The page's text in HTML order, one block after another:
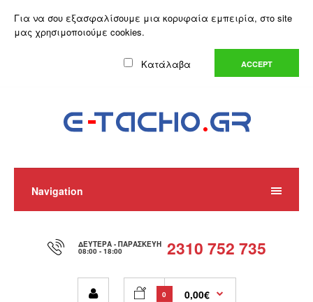
Για να σου εξασφαλίσουμε μια κορυφαία εμπειρία, στο site
μας χρησιμοποιούμε cookies.
Κατάλαβα ACCEPT
Ο Λογαριασμός μου Λίστα Επιθυμιών (0)
Καλάθι Αγορών
Navigation
ΔΕΥΤΈΡΑ - ΠΑΡΑΣΚΕΥΉ
08:00 - 18:00 2310 752 735
0 0,00€